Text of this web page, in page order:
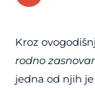
Kroz
rodno
jedna od njih